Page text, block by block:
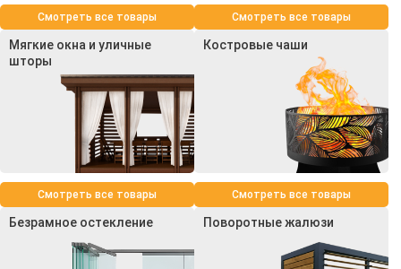
Смотреть все товары Смотреть все товары
Мягкие окна и уличные
шторы
Смотреть все товары
Костровые чаши
Смотреть все товары
Безрамное остекление Поворотные жалюзи